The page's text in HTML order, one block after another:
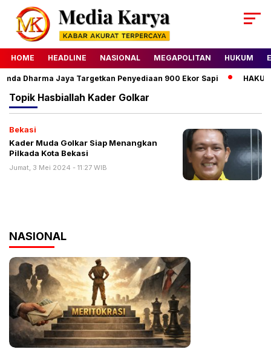
HOME HEADLINE NASIONAL MEGAPOLITAN HUKUM
Dharma Jaya Targetkan Penyediaan 900 Ekor Sapi HAKU
Topik Hasbiallah Kader Golkar
Bekasi
Kader Muda Golkar Siap Menangkan
Pilkada Kota Bekasi
Jumat, 3 Mei 2024 - 11:27 WIB
NASIONAL